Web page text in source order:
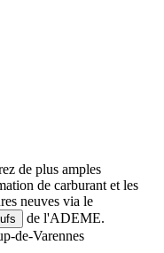
de plus amples
de carburant et les
neuves via le
de l'ADEME.
de-Varennes